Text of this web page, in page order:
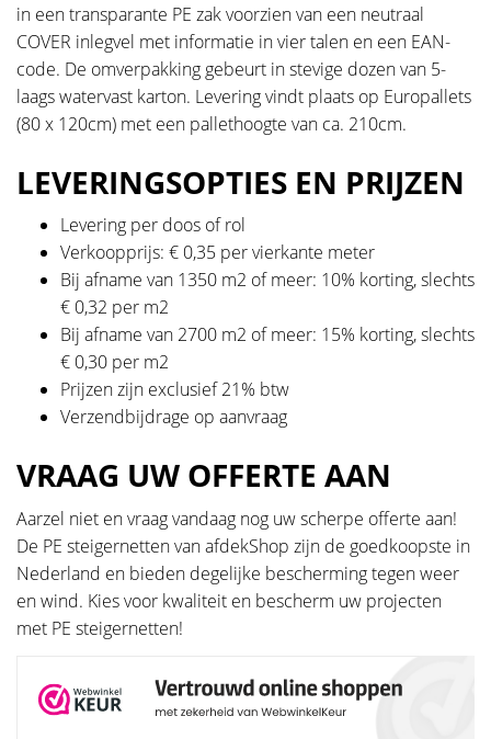
in een transparante PE zak voorzien van een neutraal
COVER inlegvel met informatie in vier talen en een EAN-
code. De omverpakking gebeurt in stevige dozen van 5-
laags watervast karton. Levering vindt plaats op Europallets
(80 x 120cm) met een pallethoogte van ca. 210cm.
LEVERINGSOPTIES EN PRIJZEN
Levering per doos of rol
Verkoopprijs: € 0,35 per vierkante meter
Bij afname van 1350 m2 of meer: 10% korting, slechts
€ 0,32 per m2
Bij afname van 2700 m2 of meer: 15% korting, slechts
€ 0,30 per m2
Prijzen zijn exclusief 21% btw
Verzendbijdrage op aanvraag
VRAAG UW OFFERTE AAN
Aarzel niet en vraag vandaag nog uw scherpe offerte aan!
De PE steigernetten van afdekShop zijn de goedkoopste in
Nederland en bieden degelijke bescherming tegen weer
en wind. Kies voor kwaliteit en bescherm uw projecten
met PE steigernetten!